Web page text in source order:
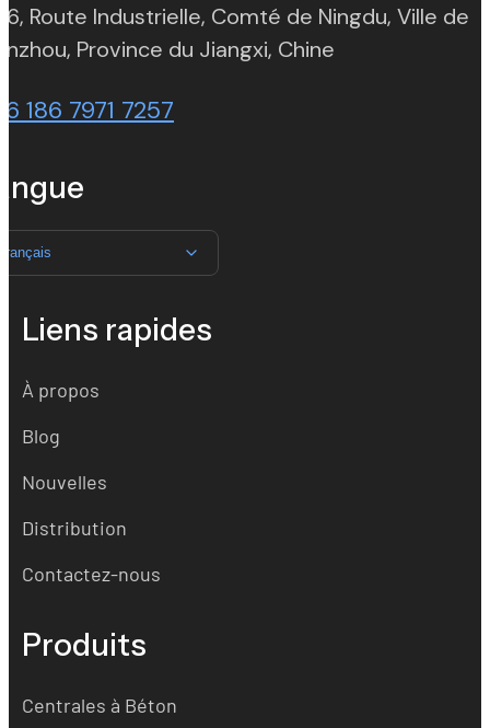
6, Route Industrielle, Comté de Ningdu, Ville de
Province du Jiangxi, Chine
186 7971 7257
Liens rapides
À propos
Blog
Nouvelles
Distribution
Contactez-nous
Produits
Centrales à Béton